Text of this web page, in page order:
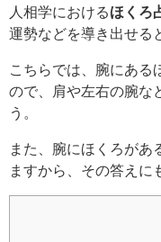
人相学におけるほくろ
運勢などを導き出せる
こちらでは、腕にある
ので、肩や左右の腕な
う。
また、腕にほくろがあ
ますから、その答えに